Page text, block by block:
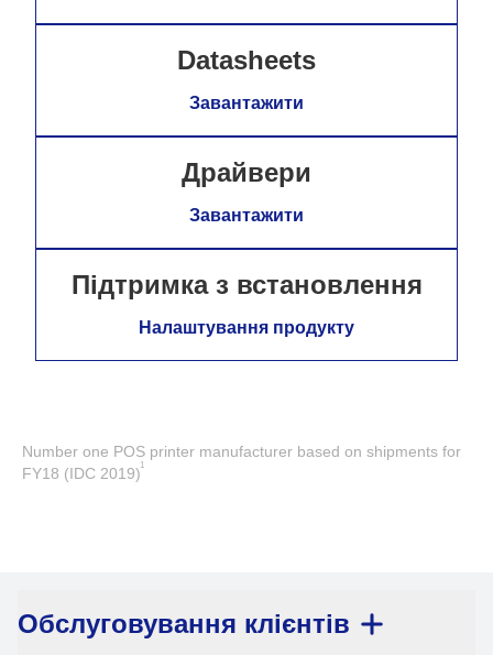
Datasheets
Завантажити
Драйвери
Завантажити
Підтримка з встановлення
Налаштування продукту
Number one POS printer manufacturer based on shipments for
FY18 (IDC 2019)1
Обслуговування клієнтів